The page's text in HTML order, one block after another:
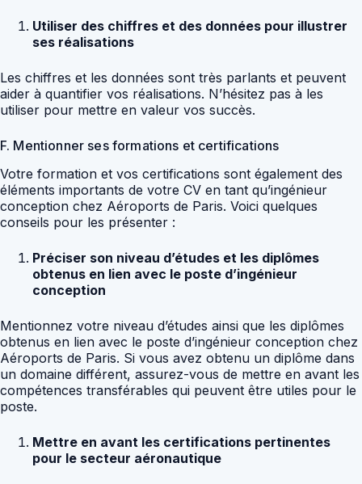
Utiliser des chiffres et des données pour illustrer
ses réalisations
Les chiffres et les données sont très parlants et peuvent
aider à quantifier vos réalisations. N’hésitez pas à les
utiliser pour mettre en valeur vos succès.
F. Mentionner ses formations et certifications
Votre formation et vos certifications sont également des
éléments importants de votre CV en tant qu’ingénieur
conception chez Aéroports de Paris. Voici quelques
conseils pour les présenter :
Préciser son niveau d’études et les diplômes
obtenus en lien avec le poste d’ingénieur
conception
Mentionnez votre niveau d’études ainsi que les diplômes
obtenus en lien avec le poste d’ingénieur conception chez
Aéroports de Paris. Si vous avez obtenu un diplôme dans
un domaine différent, assurez-vous de mettre en avant les
compétences transférables qui peuvent être utiles pour le
poste.
Mettre en avant les certifications pertinentes
pour le secteur aéronautique